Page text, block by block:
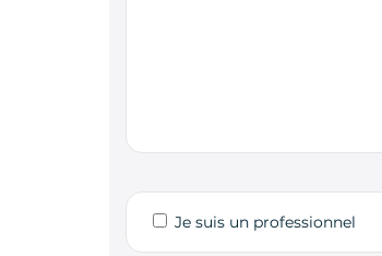
Je suis un professionnel